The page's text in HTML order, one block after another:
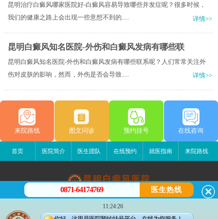
昆明治疗白癜风哪家医院好-白癜风容易导致哪些并发症呢？很多时候，
我们的健康之路上会出现一些意想不到的.....
详情>>
昆明白癜风知名医院-外伤和白癜风发病有哪些联
昆明白癜风知名医院-外伤和白癜风发病有哪些联系呢？人们常常关注外
伤对皮肤的影响，然而，外伤是否会导致.....
详情>>
来院路线 图文问诊 预约挂号 在线咨询
首页 医院简介 医生团队 在线预约 就医指南 来院路线
昆明白癜风医院
昆明市五华区护国路2号
0871-64174769 医生热线
11:24:26